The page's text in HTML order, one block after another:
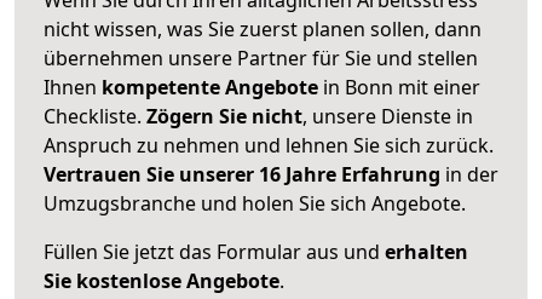
nicht wissen, was Sie zuerst planen sollen, dann
übernehmen unsere Partner für Sie und stellen
Ihnen kompetente Angebote in Bonn mit einer
Checkliste. Zögern Sie nicht, unsere Dienste in
Anspruch zu nehmen und lehnen Sie sich zurück.
Vertrauen Sie unserer 16 Jahre Erfahrung in der
Umzugsbranche und holen Sie sich Angebote.
Füllen Sie jetzt das Formular aus und erhalten
Sie kostenlose Angebote.